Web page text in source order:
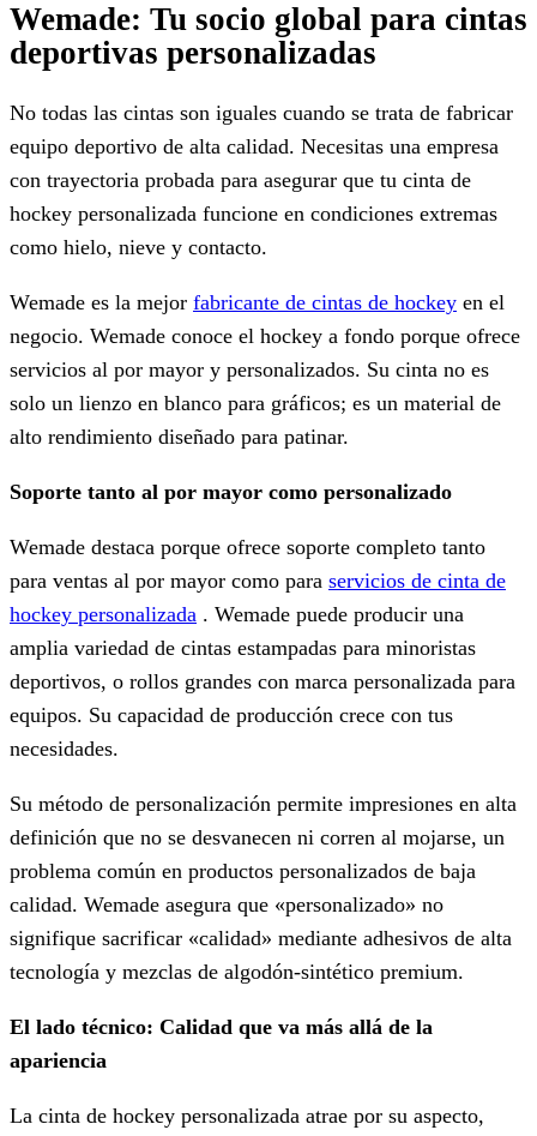
Wemade: Tu socio global para cintas
deportivas personalizadas
No todas las cintas son iguales cuando se trata de fabricar
equipo deportivo de alta calidad. Necesitas una empresa
con trayectoria probada para asegurar que tu cinta de
hockey personalizada funcione en condiciones extremas
como hielo, nieve y contacto.
Wemade es la mejor fabricante de cintas de hockey en el
negocio. Wemade conoce el hockey a fondo porque ofrece
servicios al por mayor y personalizados. Su cinta no es
solo un lienzo en blanco para gráficos; es un material de
alto rendimiento diseñado para patinar.
Soporte tanto al por mayor como personalizado
Wemade destaca porque ofrece soporte completo tanto
para ventas al por mayor como para servicios de cinta de
hockey personalizada . Wemade puede producir una
amplia variedad de cintas estampadas para minoristas
deportivos, o rollos grandes con marca personalizada para
equipos. Su capacidad de producción crece con tus
necesidades.
Su método de personalización permite impresiones en alta
definición que no se desvanecen ni corren al mojarse, un
problema común en productos personalizados de baja
calidad. Wemade asegura que «personalizado» no
signifique sacrificar «calidad» mediante adhesivos de alta
tecnología y mezclas de algodón-sintético premium.
El lado técnico: Calidad que va más allá de la
apariencia
La cinta de hockey personalizada atrae por su aspecto,